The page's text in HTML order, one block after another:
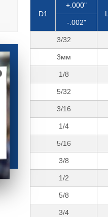
D1
+.000"
-.002"
3/32
3мм
1/8
5/32
3/16
1/4
5/16
3/8
1/2
5/8
3/4